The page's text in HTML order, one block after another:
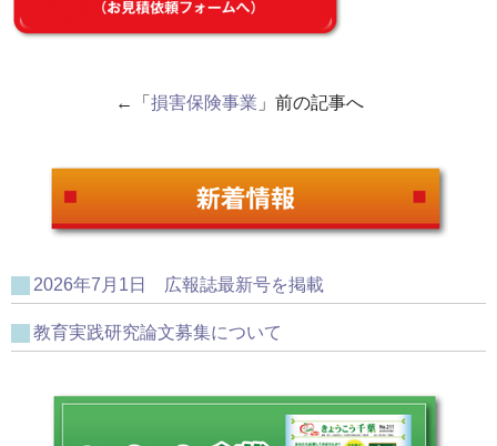
←「 損害保険事業 」前の記事へ
2026年7月1日 広報誌最新号を掲載
教育実践研究論文募集について